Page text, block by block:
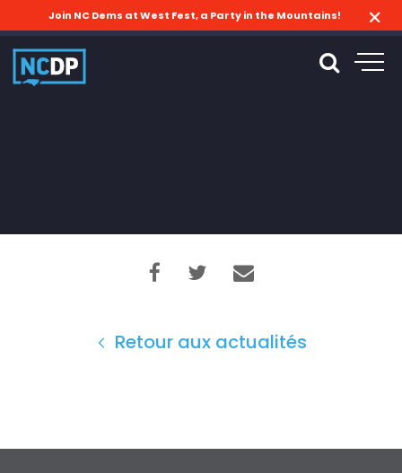
Join NC Dems at West Fest, a Party in the Mountains!
Retour aux actualités